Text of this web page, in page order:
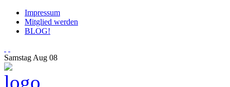
Impressum
Mitglied werden
BLOG!
Samstag Aug 08